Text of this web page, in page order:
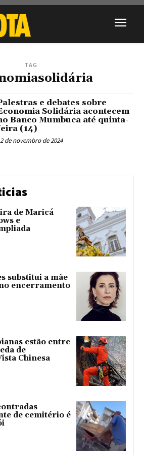
TAG
e debates sobre
Solidária acontecem
Banco Mumbuca até quinta-
(14)
de novembro de 2024
de Maricá
e
substitui a mãe
encerramento
estão entre
de
Chinesa
de cemitério é